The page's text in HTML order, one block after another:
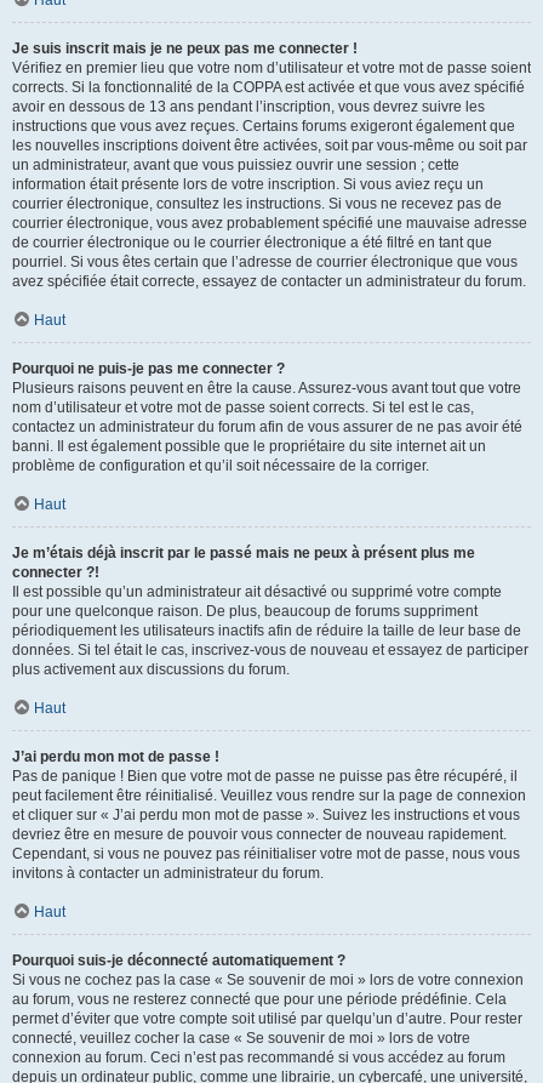
Je suis inscrit mais je ne peux pas me connecter !
Vérifiez en premier lieu que votre nom d’utilisateur et votre mot de passe soient
corrects. Si la fonctionnalité de la COPPA est activée et que vous avez spécifié
avoir en dessous de 13 ans pendant l’inscription, vous devrez suivre les
instructions que vous avez reçues. Certains forums exigeront également que
les nouvelles inscriptions doivent être activées, soit par vous-même ou soit par
un administrateur, avant que vous puissiez ouvrir une session ; cette
information était présente lors de votre inscription. Si vous aviez reçu un
courrier électronique, consultez les instructions. Si vous ne recevez pas de
courrier électronique, vous avez probablement spécifié une mauvaise adresse
de courrier électronique ou le courrier électronique a été filtré en tant que
pourriel. Si vous êtes certain que l’adresse de courrier électronique que vous
avez spécifiée était correcte, essayez de contacter un administrateur du forum.
Haut
Pourquoi ne puis-je pas me connecter ?
Plusieurs raisons peuvent en être la cause. Assurez-vous avant tout que votre
nom d’utilisateur et votre mot de passe soient corrects. Si tel est le cas,
contactez un administrateur du forum afin de vous assurer de ne pas avoir été
banni. Il est également possible que le propriétaire du site internet ait un
problème de configuration et qu’il soit nécessaire de la corriger.
Haut
Je m’étais déjà inscrit par le passé mais ne peux à présent plus me
connecter ?!
Il est possible qu’un administrateur ait désactivé ou supprimé votre compte
pour une quelconque raison. De plus, beaucoup de forums suppriment
périodiquement les utilisateurs inactifs afin de réduire la taille de leur base de
données. Si tel était le cas, inscrivez-vous de nouveau et essayez de participer
plus activement aux discussions du forum.
Haut
J’ai perdu mon mot de passe !
Pas de panique ! Bien que votre mot de passe ne puisse pas être récupéré, il
peut facilement être réinitialisé. Veuillez vous rendre sur la page de connexion
et cliquer sur « J’ai perdu mon mot de passe ». Suivez les instructions et vous
devriez être en mesure de pouvoir vous connecter de nouveau rapidement.
Cependant, si vous ne pouvez pas réinitialiser votre mot de passe, nous vous
invitons à contacter un administrateur du forum.
Haut
Pourquoi suis-je déconnecté automatiquement ?
Si vous ne cochez pas la case « Se souvenir de moi » lors de votre connexion
au forum, vous ne resterez connecté que pour une période prédéfinie. Cela
permet d’éviter que votre compte soit utilisé par quelqu’un d’autre. Pour rester
connecté, veuillez cocher la case « Se souvenir de moi » lors de votre
connexion au forum. Ceci n’est pas recommandé si vous accédez au forum
depuis un ordinateur public, comme une librairie, un cybercafé, une université,